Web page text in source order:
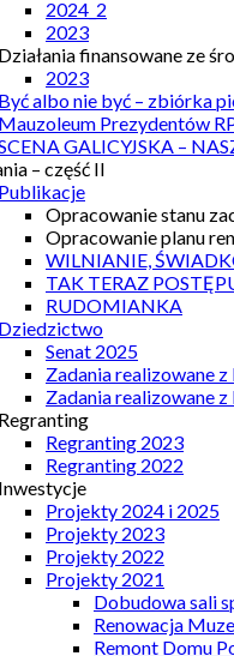
2024_2
2023
Działania finansowane ze
2023
Być albo nie być – zbiórka
Mauzoleum Prezydentów
GALICYJSKA –
– część II
Publikacje
Opracowanie stanu
Opracowanie planu
WILNIANIE,
TAK TERAZ
RUDOMIANKA
Dziedzictwo
Senat 2025
Zadania realizowane
Zadania realizowane
Regranting
Regranting 2023
Regranting 2022
Inwestycje
Projekty 2024 i 2025
Projekty 2023
Projekty 2022
Projekty 2021
Dobudowa sali
Renowacja
Remont Domu